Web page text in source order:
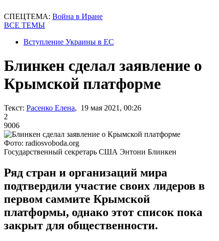
СПЕЦТЕМА: Война в Иране
ВСЕ ТЕМЫ
Вступление Украины в ЕС
Блинкен сделал заявление о
Крымской платформе
Текст: Расенко Елена, 19 мая 2021, 00:26
2
9006
Фото: radiosvoboda.org
Государственный секретарь США Энтони Блинкен
Ряд стран и организаций мира
подтвердили участие своих лидеров в
первом саммите Крымской
платформы, однако этот список пока
закрыт для общественности.